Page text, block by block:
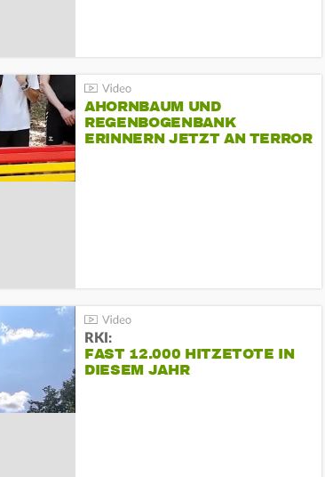
AHORNBAUM UND
REGENBOGENBANK
ERINNERN JETZT AN TERROR
RKI:
FAST 12.000 HITZETOTE IN
DIESEM JAHR